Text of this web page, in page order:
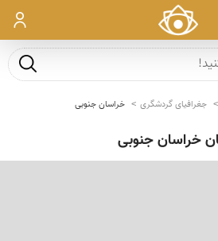
ورود
جست و
جغرافیای گردشگری خراسان جنوبی
خراسان جنوبی